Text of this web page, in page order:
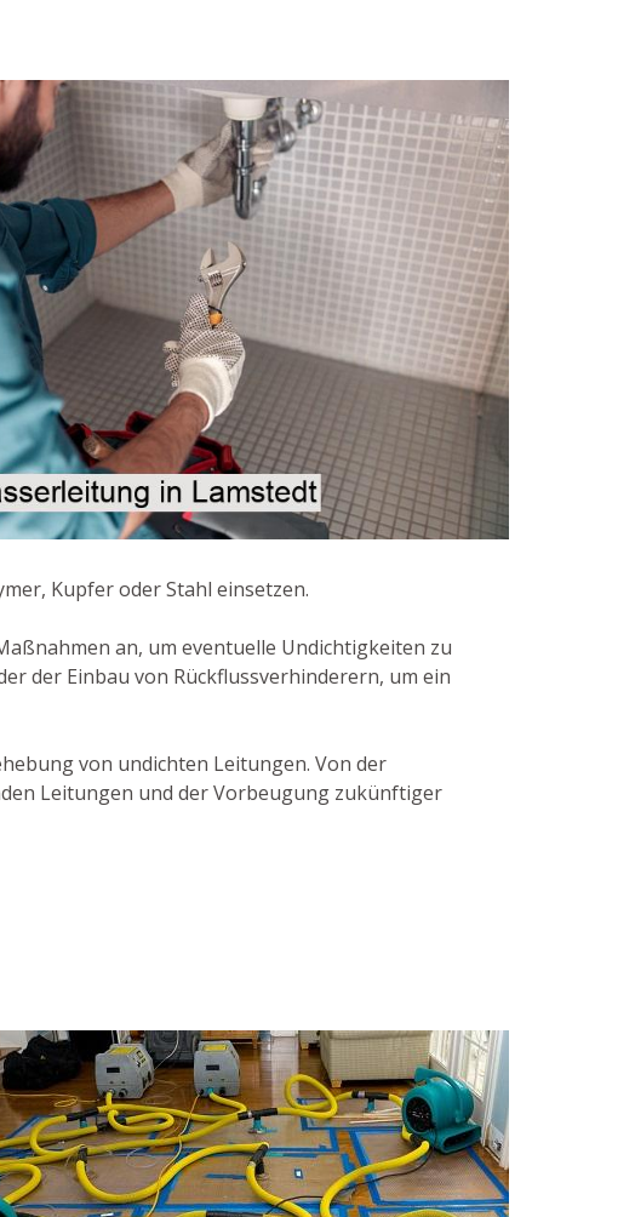
Kupfer oder Stahl einsetzen.
an, um eventuelle Undichtigkeiten zu
der Einbau von Rückflussverhinderern, um ein
von undichten Leitungen. Von der
Leitungen und der Vorbeugung zukünftiger